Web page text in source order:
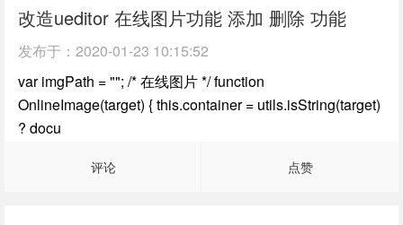
改造ueditor 在线图片功能 添加 删除 功能
发布于： 2020-01-23 10:15:52
var imgPath = ""; /* 在线图片 */ function
OnlineImage(target) { this.container = utils.isString(target)
? docu
评论 点赞